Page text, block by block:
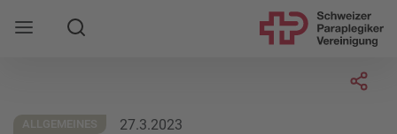
Mobile Navigation öffnen
Suche
ALLGEMEINES 27.3.2023